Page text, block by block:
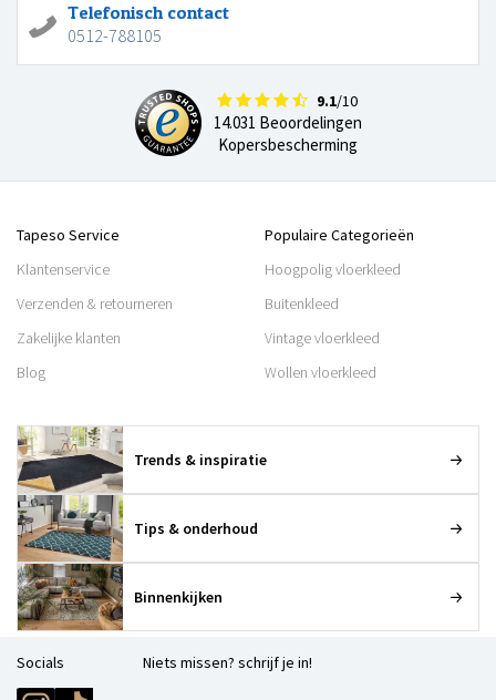
Telefonisch contact
0512-788105
9.1/10
14.031 Beoordelingen
Kopersbescherming
Tapeso Service
Klantenservice
Verzenden & retourneren
Zakelijke klanten
Blog
Populaire Categorieën
Hoogpolig vloerkleed
Buitenkleed
Vintage vloerkleed
Wollen vloerkleed
Trends & inspiratie
Tips & onderhoud
Binnenkijken
Socials Niets missen? schrijf je in!